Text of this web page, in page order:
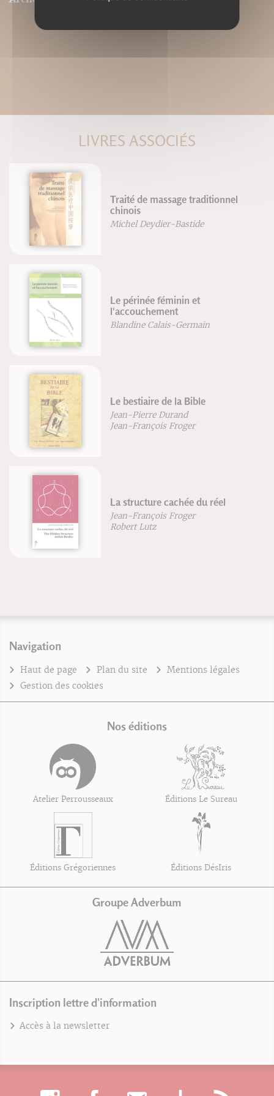
LIVRES ASSOCIÉS
Traité de massage traditionnel
chinois
Michel Deydier-Bastide
Le périnée féminin et
l'accouchement
Blandine Calais-Germain
Le bestiaire de la Bible
Jean-Pierre Durand
Jean-François Froger
La structure cachée du réel
Jean-François Froger
Robert Lutz
Navigation
Haut de page Plan du site
Mentions légales
Gestion des cookies
Nos éditions
Atelier Perrousseaux Éditions Le Sureau
Éditions Grégoriennes Éditions DésIris
Groupe Adverbum
Inscription lettre d'information
Accès à la newsletter